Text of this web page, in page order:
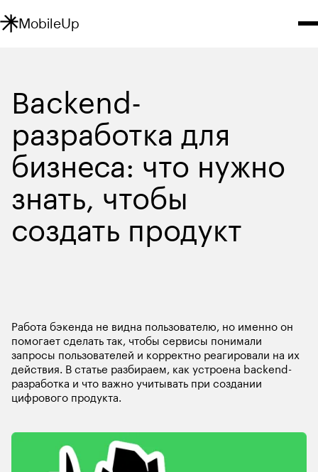
MobileUp
Backend-
разработка для
бизнеса: что нужно
знать, чтобы
создать продукт
Backend-разработка для бизнеса:
Работа бэкенда не видна пользователю, но именно он
помогает сделать так, чтобы сервисы понимали
запросы пользователей и корректно реагировали на их
действия. В статье разбираем, как устроена backend-
разработка и что важно учитывать при создании
цифрового продукта.